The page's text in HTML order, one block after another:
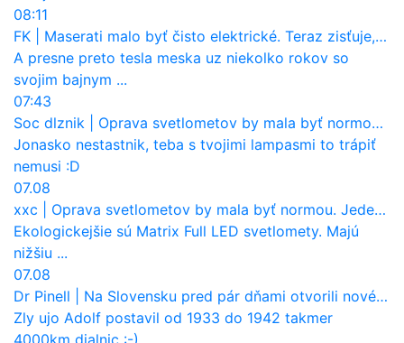
08:11
FK
Maserati malo byť čisto elektrické. Teraz zisťuje, že potrebuje nový osemvalcový motor
A presne preto tesla meska uz niekolko rokov so
svojim bajnym ...
07:43
Soc dlznik
Oprava svetlometov by mala byť normou. Jeden nový dnes stojí priemerne 1251 eur!
Jonasko nestastnik, teba s tvojimi lampasmi to trápiť
nemusi :D
07.08
xxc
Oprava svetlometov by mala byť normou. Jeden nový dnes stojí priemerne 1251 eur!
Ekologickejšie sú Matrix Full LED svetlomety. Majú
nižšiu ...
07.08
Dr Pinell
Na Slovensku pred pár dňami otvorili nové mosty, ktoré to sú?
Zly ujo Adolf postavil od 1933 do 1942 takmer
4000km dialnic :-) ...